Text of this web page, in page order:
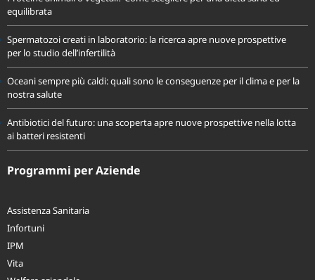
Proteine animali o vegetali? Come scegliere per una dieta sana ed
equilibrata
Spermatozoi creati in laboratorio: la ricerca apre nuove prospettive
per lo studio dell’infertilità
Oceani sempre più caldi: quali sono le conseguenze per il clima e per la
Antibiotici del futuro: una scoperta apre nuove prospettive nella lotta
Programmi per Aziende